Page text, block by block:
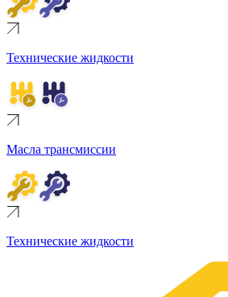
Технические жидкости
Масла трансмиссии
Технические жидкости